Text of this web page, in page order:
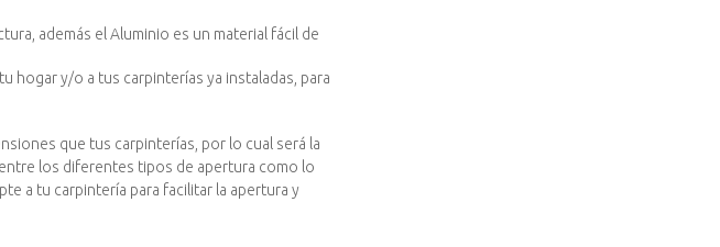
además el Aluminio es un material fácil de
hogar y/o a tus carpinterías ya instaladas, para
que tus carpinterías, por lo cual será la
los diferentes tipos de apertura como lo
a tu carpintería para facilitar la apertura y